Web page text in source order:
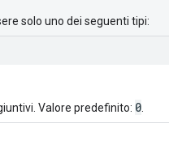
solo uno dei seguenti tipi:
Valore predefinito: 0